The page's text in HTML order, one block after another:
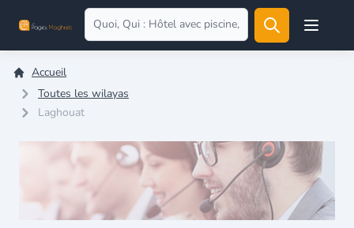
Open
Accueil
Toutes les wilayas
Laghouat